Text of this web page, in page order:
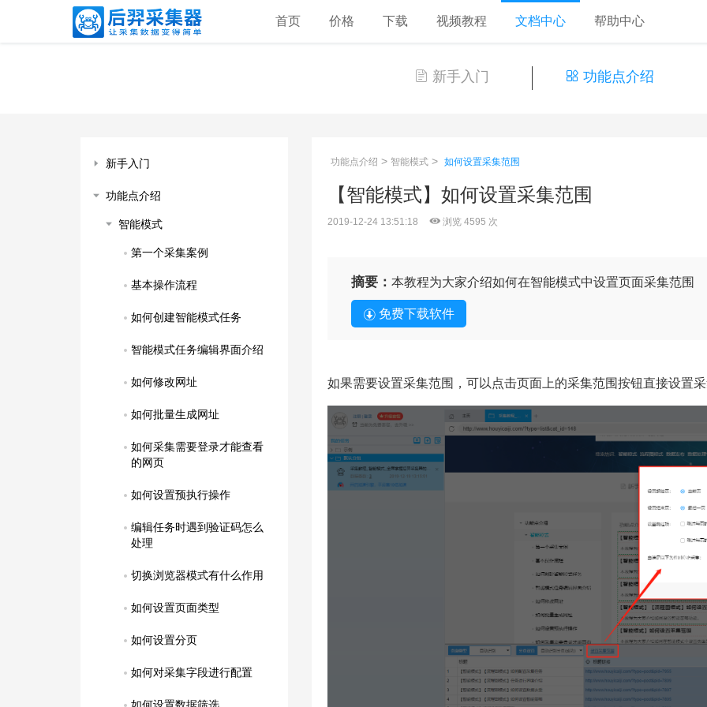
首页 价格 下载 视频教程 文档中心 帮助中心
新手入门 功能点介绍
新手入门
功能点介绍
智能模式
第一个采集案例
基本操作流程
如何创建智能模式任务
智能模式任务编辑界面介绍
如何修改网址
如何批量生成网址
如何采集需要登录才能查看
的网页
如何设置预执行操作
编辑任务时遇到验证码怎么
处理
切换浏览器模式有什么作用
如何设置页面类型
如何设置分页
如何对采集字段进行配置
功能点介绍 > 智能模式 > 如何设置采集范围
【智能模式】如何设置采集范围
2019-12-24 13:51:18 浏览 4595 次
摘要： 本教程为大家介绍如何在智能模式中设置页面采集范围
免费下载软件
如果需要设置采集范围，可以点击页面上的采集范围按钮直接设置